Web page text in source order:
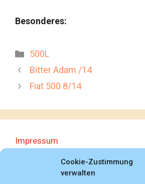
Cookie-Zustimmung
verwalten
Besonderes:
Kategorien
500L
Bitter Adam /14
Fiat 500 8/14
Impressum
Datenschutzerklärung